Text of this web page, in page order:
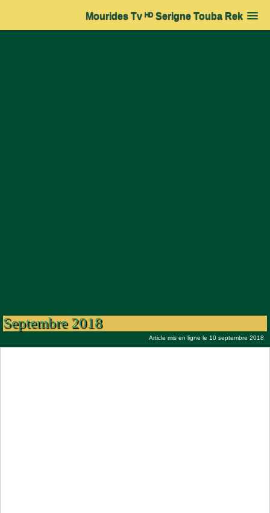
Mourides Tv ᴴᴰ Serigne Touba Rek
Septembre 2018
Article mis en ligne le 10 septembre 2018